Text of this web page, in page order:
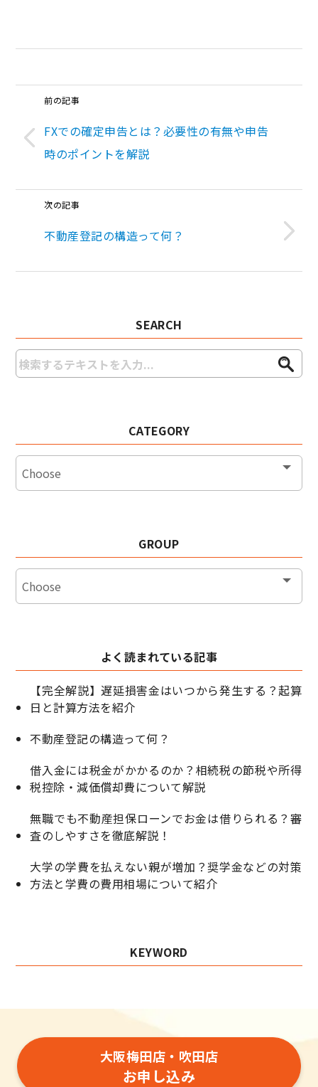
前の記事
FXでの確定申告とは？必要性の有無や申告
時のポイントを解説
次の記事
不動産登記の構造って何？
SEARCH
CATEGORY
GROUP
よく読まれている記事
【完全解説】遅延損害金はいつから発生する？起算
日と計算方法を紹介
不動産登記の構造って何？
借入金には税金がかかるのか？相続税の節税や所得
税控除・減価償却費について解説
無職でも不動産担保ローンでお金は借りられる？審
査のしやすさを徹底解説！
大学の学費を払えない親が増加？奨学金などの対策
方法と学費の費用相場について紹介
KEYWORD
大阪梅田店・吹田店
お申し込み